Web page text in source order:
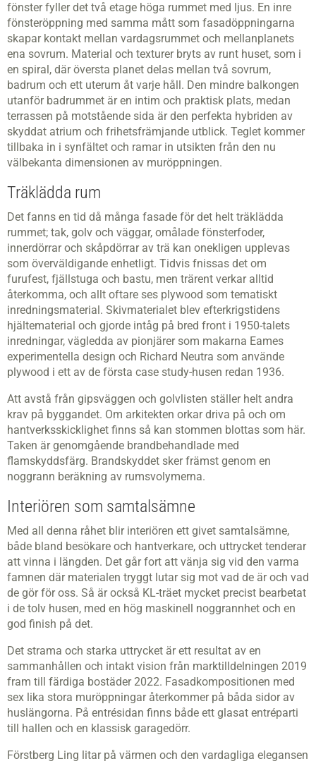
fönster fyller det två etage höga rummet med ljus. En inre
fönsteröppning med samma mått som fasadöppningarna
skapar kontakt mellan vardagsrummet och mellanplanets
ena sovrum. Material och texturer bryts av runt huset, som i
en spiral, där översta planet delas mellan två sovrum,
badrum och ett uterum åt varje håll. Den mindre balkongen
utanför badrummet är en intim och praktisk plats, medan
terrassen på motstående sida är den perfekta hybriden av
skyddat atrium och frihetsfrämjande utblick. Teglet kommer
tillbaka in i synfältet och ramar in utsikten från den nu
välbekanta dimensionen av muröppningen.
Träklädda rum
Det fanns en tid då många fasade för det helt träklädda
rummet; tak, golv och väggar, omålade fönsterfoder,
innerdörrar och skåpdörrar av trä kan onekligen upplevas
som överväldigande enhetligt. Tidvis fnissas det om
furufest, fjällstuga och bastu, men trärent verkar alltid
återkomma, och allt oftare ses plywood som tematiskt
inredningsmaterial. Skivmaterialet blev efterkrigstidens
hjältematerial och gjorde intåg på bred front i 1950-talets
inredningar, vägledda av pionjärer som makarna Eames
experimentella design och Richard Neutra som använde
plywood i ett av de första case study-husen redan 1936.
Att avstå från gipsväggen och golvlisten ställer helt andra
krav på byggandet. Om arkitekten orkar driva på och om
hantverksskicklighet finns så kan stommen blottas som här.
Taken är genomgående brandbehandlade med
flamskyddsfärg. Brandskyddet sker främst genom en
noggrann beräkning av rumsvolymerna.
Interiören som samtalsämne
Med all denna råhet blir interiören ett givet samtalsämne,
både bland besökare och hantverkare, och uttrycket tenderar
att vinna i längden. Det går fort att vänja sig vid den varma
famnen där materialen tryggt lutar sig mot vad de är och vad
de gör för oss. Så är också KL-träet mycket precist bearbetat
i de tolv husen, med en hög maskinell noggrannhet och en
god finish på det.
Det strama och starka uttrycket är ett resultat av en
sammanhållen och intakt vision från marktilldelningen 2019
fram till färdiga bostäder 2022. Fasadkompositionen med
sex lika stora muröppningar återkommer på båda sidor av
huslängorna. På entrésidan finns både ett glasat entréparti
till hallen och en klassisk garagedörr.
Förstberg Ling litar på värmen och den vardagliga elegansen